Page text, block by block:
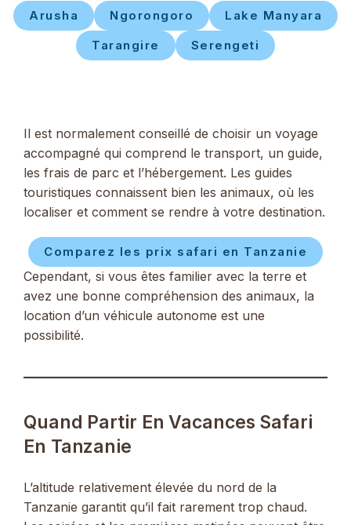
Arusha Ngorongoro
Lake Manyara
Tarangire
Serengeti
Il est normalement conseillé de choisir un voyage
accompagné qui comprend le transport, un guide,
les frais de parc et l’hébergement. Les guides
touristiques connaissent bien les animaux, où les
localiser et comment se rendre à votre destination.
Comparez les prix safari en Tanzanie
Cependant, si vous êtes familier avec la terre et
avez une bonne compréhension des animaux, la
location d’un véhicule autonome est une
possibilité.
Quand Partir En Vacances Safari
En Tanzanie
L’altitude relativement élevée du nord de la
Tanzanie garantit qu’il fait rarement trop chaud.